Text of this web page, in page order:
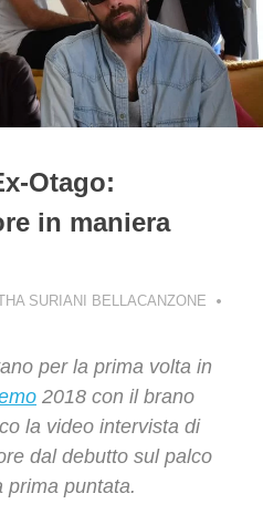
Otago:
in maniera
SURIANI BELLACANZONE
per la prima volta in
2018 con il brano
la video intervista di
dal debutto sul palco
prima puntata.